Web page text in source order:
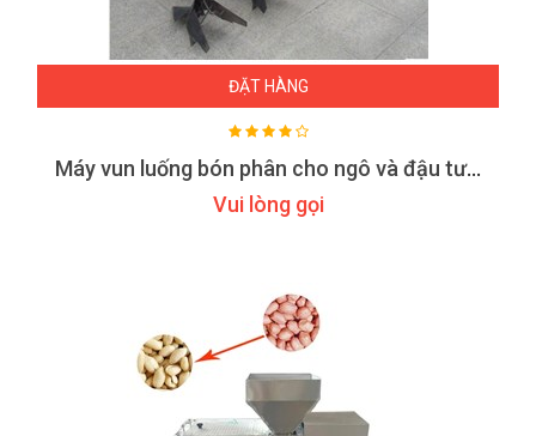
ĐẶT HÀNG
Máy vun luống bón phân cho ngô và đậu tương ,lạc ...
Vui lòng gọi